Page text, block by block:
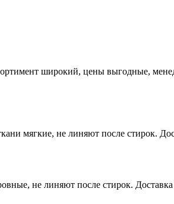
широкий, цены выгодные,
мягкие, не линяют после стирок.
не линяют после стирок.